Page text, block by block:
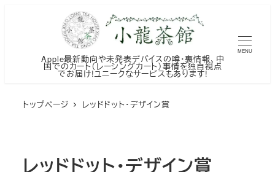
Apple最新動向や未発表デバイスの噂・裏情報、中
国でのカート（レーシングカート）事情を独自視点
でお届け!ユニークなサービスもあります!
MENU
トップページ レッドドット・デザイン賞
レッドドット・デザイン賞